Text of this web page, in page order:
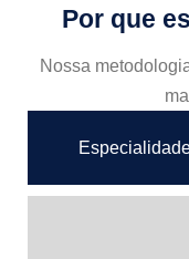
Por que
Nossa